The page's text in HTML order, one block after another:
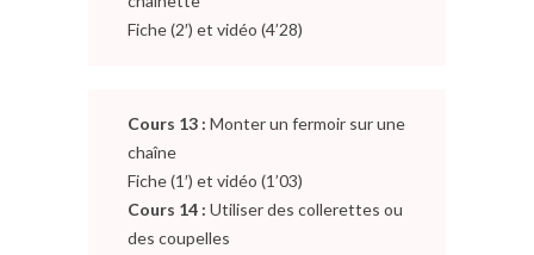
Fiche (2′) et vidéo (4’28)
Cours 13 : Monter un fermoir sur une
chaîne
Fiche (1′) et vidéo (1’03)
Cours 14 : Utiliser des collerettes ou
des coupelles